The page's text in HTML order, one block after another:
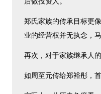
郑氏家族的传承目标更
业的经营权并无执念，
再次，对于家族继承人
如周至元传给郑裕彤，